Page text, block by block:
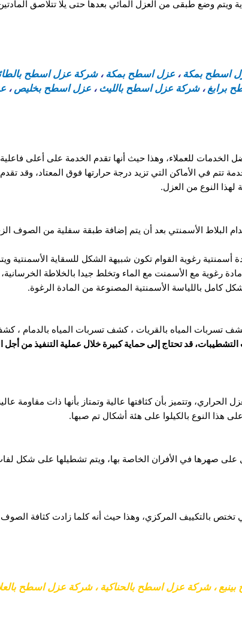
ويتم وضع طبقى من العزل المائي بعدها حتى يلا تتلاصق
اسطح بمكة ،عزل اسطح بمكة ،شركة عزل اسطح
برابغ ، شركة عزل اسطح بالليث ،عزل اسطح بخليص ،
للعملاء، وهذا حيث أنها تقدم الخدمة على أعلى
تتم في الأماكن التي تزيد درجة حرارتها فوق المعتاد، وقد
النوع من العزل.
البلاط الأسمنتي بعد أن يتم إضافة طبقة سفلية من الصوف
رغوية القوام تكون شبيهة الشكل للسقاية الأسمنتية
رغوية مع الأسمنت مع الماء وتخلط جيدا بالخلاطة
تسربات المياه بالقريات ، كشف تسربات المياه بالدمام ،
قد تحتاج إلى حماية كبيرة خلال عملية التنفيذ من
وتتميز بأن كثافتها عالية وتمتاز بأنها ذات مقاومة
هذا النوع بالكيلوا على هئة أشكال تم صبها.
صهرها في الأفران الخاصة بها، ويتم تشطيلها على شكل
تختص بالتكييف المركزي، وهذا حيث أنه كلما زادت كثافة
،شركة عزل اسطح بالحناكية ،شركة عزل اسطح